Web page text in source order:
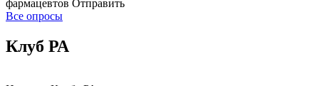
фармацевтов Отправить
Все опросы
Клуб РА